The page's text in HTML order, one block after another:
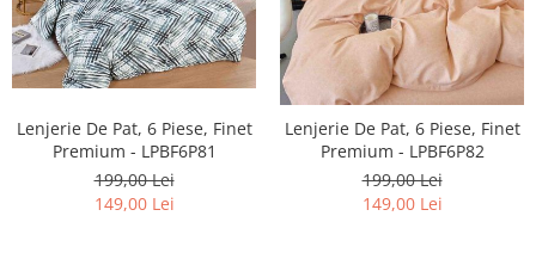
Lenjerie De Pat, 6 Piese, Finet
Premium - LPBF6P81
199,00 Lei
149,00 Lei
Lenjerie De Pat, 6 Piese, Finet
Premium - LPBF6P82
199,00 Lei
149,00 Lei